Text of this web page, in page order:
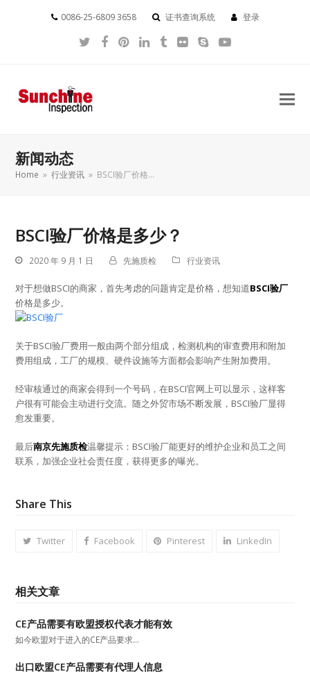
0086-25-6809 3658 证书查询系统 登录
Twitter
Facebook
Pinterest
LinkedIn
Tumblr
FlickrSkypeYouTube
新闻动态
Home » 行业资讯 » BSCI验厂价格…
BSCI验厂价格是多少？
2020 年 9 月 1 日 先施质检 行业资讯
对于想做BSCI的商家，首先考虑的问题肯定是价格，想知道BSCI验厂
价格是多少。
关于BSCI验厂费用一般由两个部分组成，检测机构的审查费用和附加
费用组成，工厂的规模、硬件设施等方面都会影响产生附加费用。
经审核通过的商家会得到一个号码，在BSCI官网上可以显示，这样客
户很有可能会主动进行交流。随之外贸市场不断发展，BSCI验厂显得
愈发重要。
最后南京先施质检温馨提示：BSCI验厂能更好的维护企业和员工之间
联系，加强企业社会责任度，获得更多的曝光。
Share This
Twitter Facebook Pinterest LinkedIn
相关文章
CE产品需要有欧盟授权代表才能有效
如今欧盟对于进入的CE产品要求…
出口欧盟CE产品需要有代理人信息